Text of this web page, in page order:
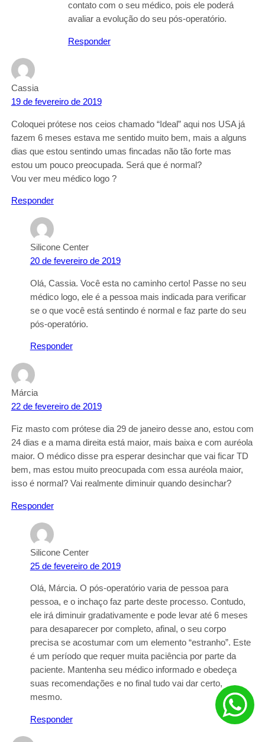
contato com o seu médico, pois ele poderá
avaliar a evolução do seu pós-operatório.
Responder
Cassia
19 de fevereiro de 2019
Coloquei prótese nos ceios chamado “Ideal” aqui nos USA já
fazem 6 meses estava me sentido muito bem, mais a alguns
dias que estou sentindo umas fincadas não tão forte mas
estou um pouco preocupada. Será que é normal?
Vou ver meu médico logo ?
Responder
Silicone Center
20 de fevereiro de 2019
Olá, Cassia. Você esta no caminho certo! Passe no seu
médico logo, ele é a pessoa mais indicada para verificar
se o que você está sentindo é normal e faz parte do seu
pós-operatório.
Responder
Márcia
22 de fevereiro de 2019
Fiz masto com prótese dia 29 de janeiro desse ano, estou com
24 dias e a mama direita está maior, mais baixa e com auréola
maior. O médico disse pra esperar desinchar que vai ficar TD
bem, mas estou muito preocupada com essa auréola maior,
isso é normal? Vai realmente diminuir quando desinchar?
Responder
Silicone Center
25 de fevereiro de 2019
Olá, Márcia. O pós-operatório varia de pessoa para
pessoa, e o inchaço faz parte deste processo. Contudo,
ele irá diminuir gradativamente e pode levar até 6 meses
para desaparecer por completo, afinal, o seu corpo
precisa se acostumar com um elemento “estranho”. Este
é um período que requer muita paciência por parte da
paciente. Mantenha seu médico informado e obedeça
suas recomendações e no final tudo vai dar certo,
mesmo.
Responder